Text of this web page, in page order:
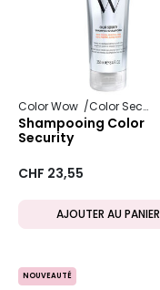
Color Wow Color Security
Shampooing Color
Security
CHF 23,55
AJOUTER AU PANIER
NOUVEAUTÉ